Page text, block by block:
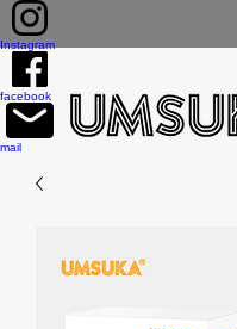
Instagram
facebook
mail